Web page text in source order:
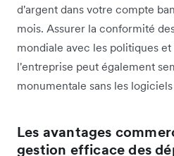
d'argent dans votre compte
mois. Assurer la conformité
mondiale avec les politiques
l'entreprise peut également
monumentale sans les
Les avantages
gestion efficace des